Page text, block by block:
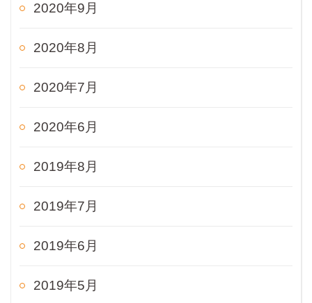
2020年9月
2020年8月
2020年7月
2020年6月
2019年8月
2019年7月
2019年6月
2019年5月